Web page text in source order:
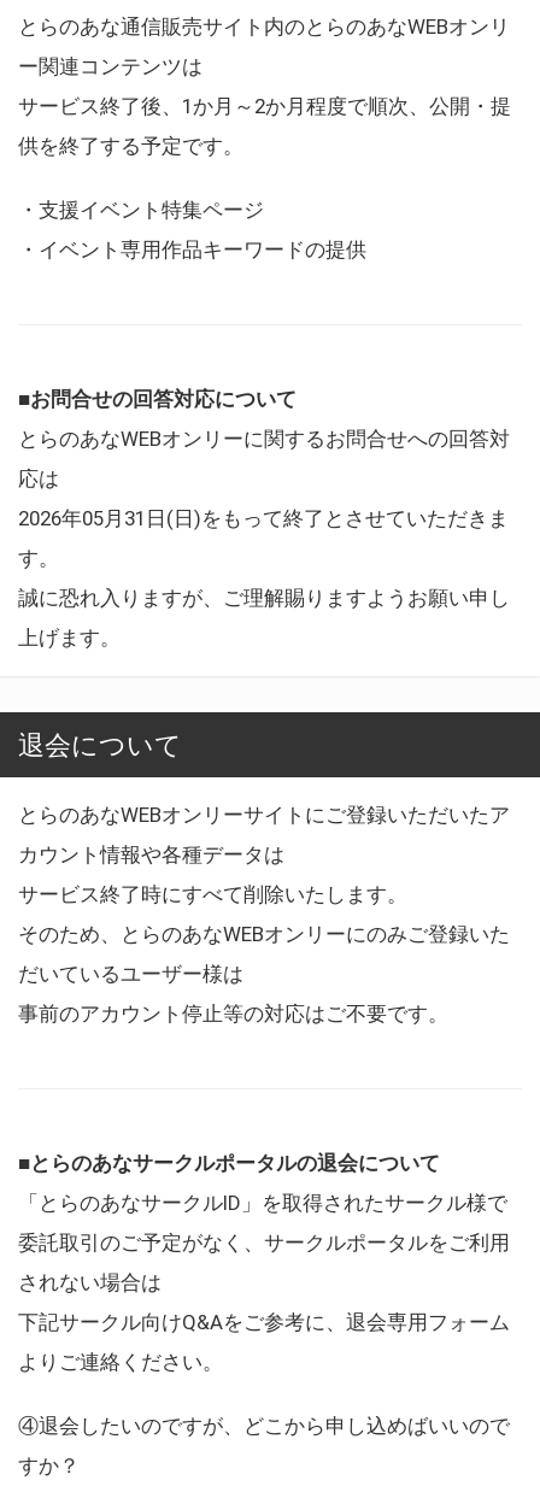
とらのあな通信販売サイト内のとらのあなWEBオンリ
ー関連コンテンツは
サービス終了後、1か月～2か月程度で順次、公開・提
供を終了する予定です。
・支援イベント特集ページ
・イベント専用作品キーワードの提供
■お問合せの回答対応について
とらのあなWEBオンリーに関するお問合せへの回答対
応は
2026年05月31日(日)をもって終了とさせていただきま
す。
誠に恐れ入りますが、ご理解賜りますようお願い申し
上げます。
退会について
とらのあなWEBオンリーサイトにご登録いただいたア
カウント情報や各種データは
サービス終了時にすべて削除いたします。
そのため、とらのあなWEBオンリーにのみご登録いた
だいているユーザー様は
事前のアカウント停止等の対応はご不要です。
■とらのあなサークルポータルの退会について
「とらのあなサークルID」を取得されたサークル様で
委託取引のご予定がなく、サークルポータルをご利用
されない場合は
下記サークル向けQ&Aをご参考に、退会専用フォーム
よりご連絡ください。
④退会したいのですが、どこから申し込めばいいので
すか？